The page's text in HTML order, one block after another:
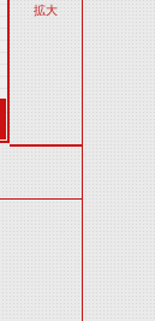
拡大